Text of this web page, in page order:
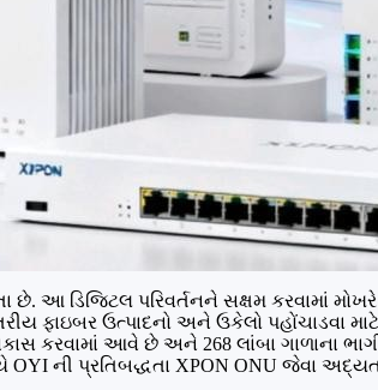
આ ડિજિટલ પરિવર્તનને સક્ષમ કરવામાં
ઉત્પાદનો અને ઉકેલો પહોંચાડવા માટે
કરવામાં આવે છે અને 268 લાંબા ગાળાના
ની પ્રતિબદ્ધતા XPON ONU જેવા